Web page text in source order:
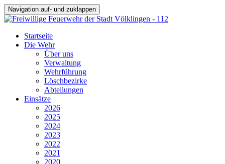
Navigation auf- und zuklappen
Startseite
Die Wehr
Über uns
Verwaltung
Wehrführung
Löschbezirke
Abteilungen
Einsätze
2026
2025
2024
2023
2022
2021
2020